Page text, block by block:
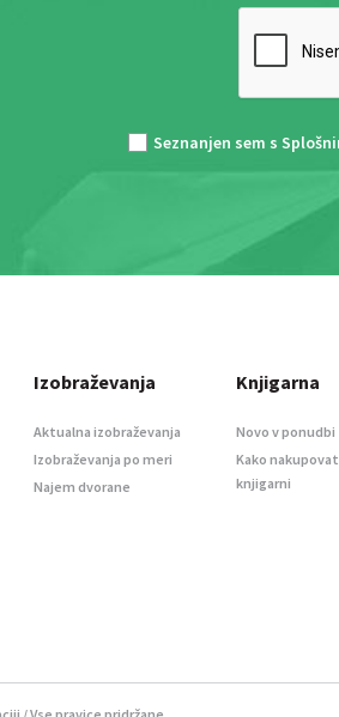
Seznanjen sem s
Izobraževanja
Aktualna izobraževanja
Izobraževanja po meri
Najem dvorane
Knjigarna
Novo v ponudbi
Kako
knjigarni